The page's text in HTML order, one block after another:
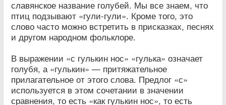
славянское название голубей. Мы все знаем, что
птиц подзывают «гули-гули». Кроме того, это
слово часто можно встретить в присказках, песнях
и другом народном фольклоре.
В выражении «с гулькин нос» «гулька» означает
голубя, а «гулькин» — притяжательное
прилагательное от этого слова. Предлог «с»
используется в этом сочетании в значении
сравнения, то есть «как гулькин нос», то есть